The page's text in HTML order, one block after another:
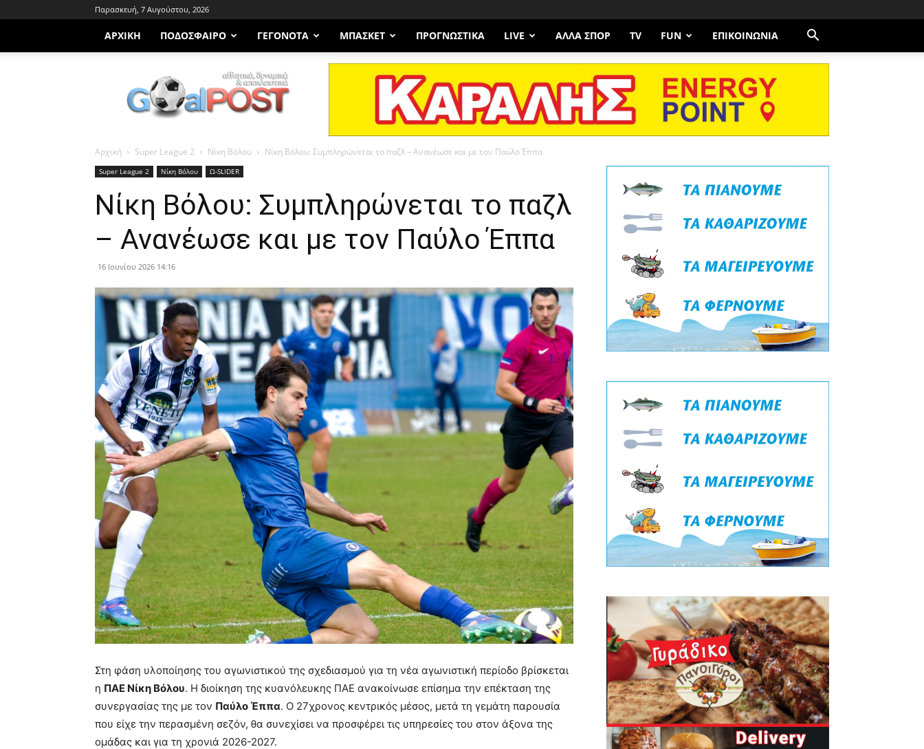
Παρασκευή, 7 Αυγούστου, 2026
ΑΡΧΙΚΗ ΠΟΔΌΣΦΑΙΡΟ ΓΕΓΟΝΌΤΑ ΜΠΆΣΚΕΤ ΠΡΟΓΝΩΣΤΙΚΑ LIVE ΆΛΛΑ ΣΠΟΡ TV FUN ΕΠΙΚΟΙΝΩΝΊΑ
Goalpost.gr
Αρχική Super League 2 Νίκη Βόλου Νίκη Βόλου: Συμπληρώνεται το παζλ – Ανανέωσε και με τον Παύλο Έππα
Super League 2 Νίκη Βόλου Ω-SLIDER
Νίκη Βόλου: Συμπληρώνεται το παζλ
– Ανανέωσε και με τον Παύλο Έππα
16 Ιουνίου 2026 14:16
Στη φάση υλοποίησης του αγωνιστικού της σχεδιασμού για τη νέα αγωνιστική περίοδο βρίσκεται
η ΠΑΕ Νίκη Βόλου. Η διοίκηση της κυανόλευκης ΠΑΕ ανακοίνωσε επίσημα την επέκταση της
συνεργασίας της με τον Παύλο Έππα. Ο 27χρονος κεντρικός μέσος, μετά τη γεμάτη παρουσία
που είχε την περασμένη σεζόν, θα συνεχίσει να προσφέρει τις υπηρεσίες του στον άξονα της
ομάδας και για τη χρονιά 2026-2027.